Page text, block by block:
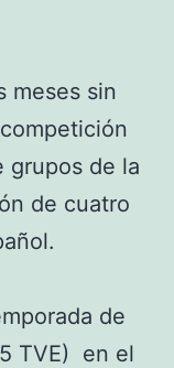
meses sin
grupos de la
de cuatro
de
TVE) en el